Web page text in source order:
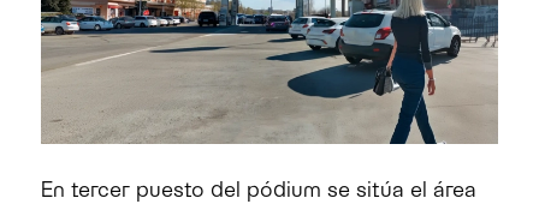
En tercer puesto del pódium se sitúa el área